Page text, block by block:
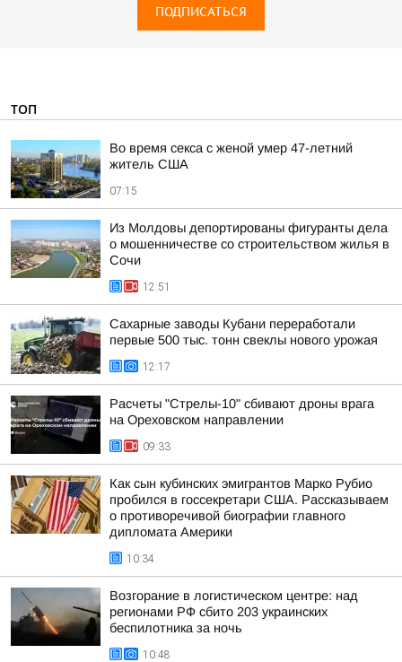
ПОДПИСАТЬСЯ
ТОП
Во время секса с женой умер 47-летний
житель США
07:15
Из Молдовы депортированы фигуранты дела
о мошенничестве со строительством жилья в
Сочи
12:51
Сахарные заводы Кубани переработали
первые 500 тыс. тонн свеклы нового урожая
12:17
Расчеты "Стрелы-10" сбивают дроны врага
на Ореховском направлении
09:33
Как сын кубинских эмигрантов Марко Рубио
пробился в госсекретари США. Рассказываем
о противоречивой биографии главного
дипломата Америки
10:34
Возгорание в логистическом центре: над
регионами РФ сбито 203 украинских
беспилотника за ночь
10:48